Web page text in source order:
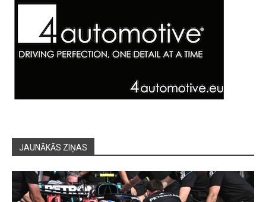
JAUNĀKĀS ZIŅAS